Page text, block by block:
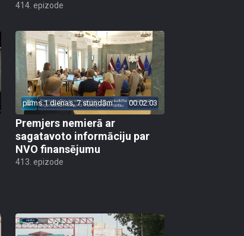
414. epizode
pirms 1 dienas, 7 stundām 00:02:03
Premjers nemierā ar
sagatavoto informāciju par
NVO finansējumu
413. epizode